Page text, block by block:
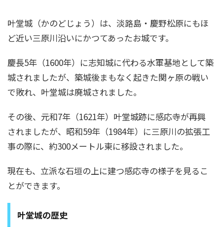
叶堂城（かのどじょう）は、淡路島・慶野松原にもほ
ど近い三原川沿いにかつてあったお城です。
慶長5年（1600年）に志知城に代わる水軍基地として築
城されましたが、築城後まもなく起きた関ヶ原の戦い
で敗れ、叶堂城は廃城されました。
その後、元和7年（1621年）叶堂城跡に感応寺が再興
されましたが、昭和59年（1984年）に三原川の拡張工
事の際に、約300メートル東に移設されました。
現在も、立派な石垣の上に建つ感応寺の様子を見るこ
とができます。
叶堂城の歴史